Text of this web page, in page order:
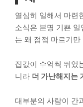
열심히 일해서 마련
소식은 분명 기쁜
는 왜 점점 마르기만
집값이 수억씩 뛰었
니라 더 가난해지는
대부분의 사람이 간